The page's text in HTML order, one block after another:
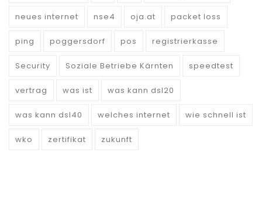
neues internet nse4 oja.at packet loss
ping poggersdorf pos registrierkasse
Security Soziale Betriebe Kärnten speedtest
vertrag was ist was kann dsl20
was kann dsl40 welches internet wie schnell ist
wko zertifikat zukunft